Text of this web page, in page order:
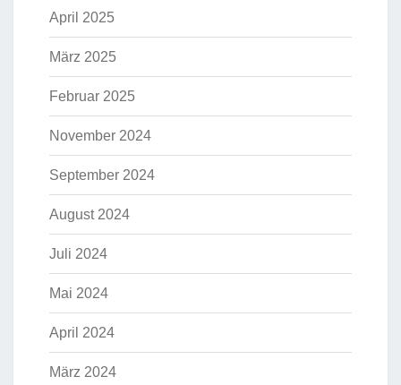
April 2025
März 2025
Februar 2025
November 2024
September 2024
August 2024
Juli 2024
Mai 2024
April 2024
März 2024